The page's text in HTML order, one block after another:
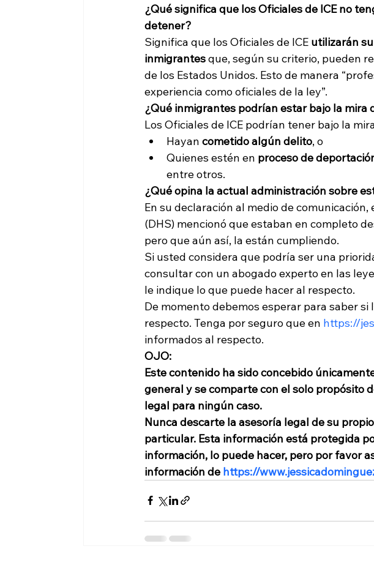
¿Qué significa que los Oficiales de ICE no
detener?
Significa que los Oficiales de ICE utilizarán
inmigrantes que, según su criterio, pueden
de los Estados Unidos. Esto de manera
experiencia como oficiales de la ley”.
¿Qué inmigrantes podrían estar bajo la mira
Los Oficiales de ICE podrían tener bajo la
Hayan cometido algún delito, o
Quienes estén en proceso de
entre otros.
¿Qué opina la actual administración sobre
En su declaración al medio de
(DHS) mencionó que estaban en completo
pero que aún así, la están cumpliendo.
Si usted considera que podría ser una
consultar con un abogado experto en las
le indique lo que puede hacer al respecto.
De momento debemos esperar para saber
respecto. Tenga por seguro que en https://
informados al respecto.
OJO:
Este contenido ha sido concebido
general y se comparte con el solo propósito
legal para ningún caso.
Nunca descarte la asesoría legal de su
particular. Esta información está protegida
información, lo puede hacer, pero por favor
información de https://